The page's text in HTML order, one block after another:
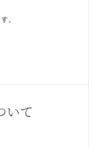
。
いて